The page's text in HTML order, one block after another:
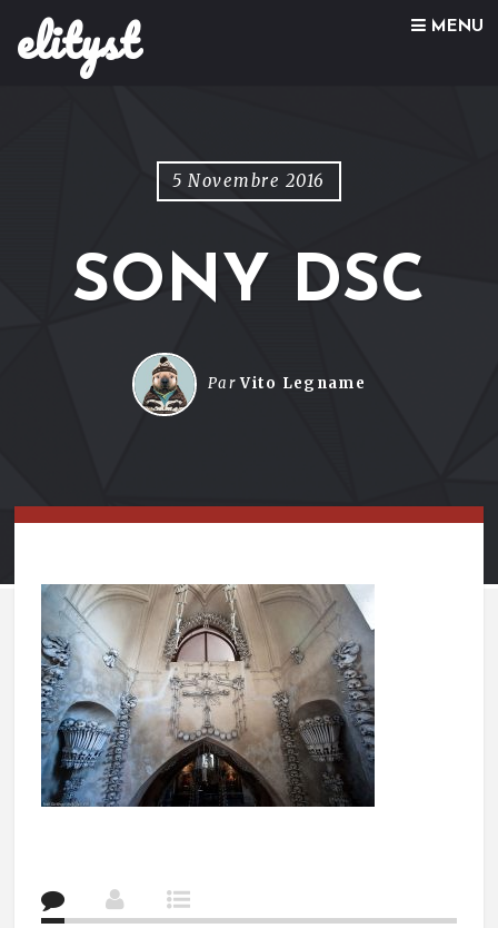
elityst MENU
Skip to content
5 Novembre 2016
SONY DSC
ParVito Legname